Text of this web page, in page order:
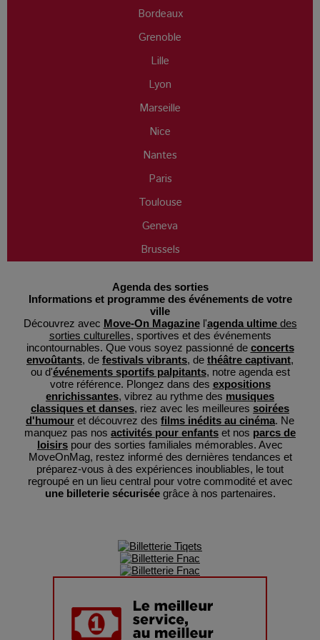
Bordeaux
Grenoble
Lille
Lyon
Marseille
Nice
Nantes
Paris
Toulouse
Geneva
Brussels
Agenda des sorties
Informations et programme des événements de votre
ville
Découvrez avec Move-On Magazinel'agenda ultimedes
sorties culturelles, sportives et des événements
incontournables. Que vous soyez passionné de concerts
envoûtants, de festivals vibrants, de théâtre captivant,
ou d'événements sportifs palpitants, notre agenda est
votre référence. Plongez dans des expositions
enrichissantes, vibrez au rythme des musiques
classiques et danses, riez avec les meilleures soirées
d'humour et découvrez des films inédits au cinéma. Ne
manquez pas nos activités pour enfants et nos parcs de
loisirs pour des sorties familiales mémorables. Avec
MoveOnMag, restez informé des dernières tendances et
préparez-vous à des expériences inoubliables, le tout
regroupé en un lieu central pour votre commodité et avec
une billeterie sécuriséegrâce à nos partenaires.